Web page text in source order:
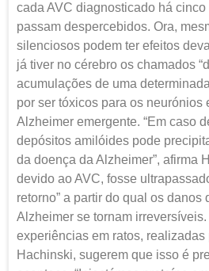
cada AVC diagnosticado há cinco
passam despercebidos. Ora,
silenciosos podem ter efeitos
já tiver no cérebro os chamados
acumulações de uma
por ser tóxicos para os neurónios
Alzheimer emergente. “Em caso
depósitos amilóides pode
da doença da Alzheimer”, afirma
devido ao AVC, fosse
retorno” a partir do qual os danos
Alzheimer se tornam
experiências em ratos, realizadas
Hachinski, sugerem que isso é